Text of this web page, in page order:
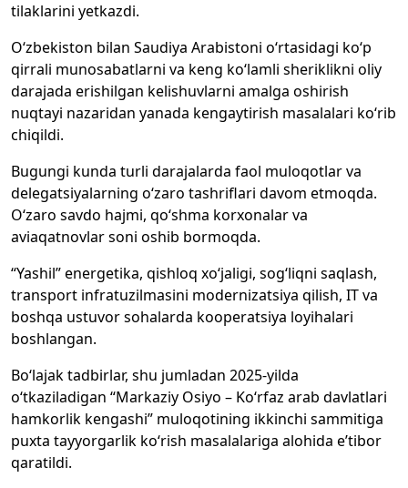
tilaklarini yetkazdi.
O‘zbekiston bilan Saudiya Arabistoni o‘rtasidagi ko‘p
qirrali munosabatlarni va keng ko‘lamli sheriklikni oliy
darajada erishilgan kelishuvlarni amalga oshirish
nuqtayi nazaridan yanada kengaytirish masalalari ko‘rib
chiqildi.
Bugungi kunda turli darajalarda faol muloqotlar va
delegatsiyalarning o‘zaro tashriflari davom etmoqda.
O‘zaro savdo hajmi, qo‘shma korxonalar va
aviaqatnovlar soni oshib bormoqda.
“Yashil” energetika, qishloq xo‘jaligi, sog‘liqni saqlash,
transport infratuzilmasini modernizatsiya qilish, IT va
boshqa ustuvor sohalarda kooperatsiya loyihalari
boshlangan.
Bo‘lajak tadbirlar, shu jumladan 2025-yilda
o‘tkaziladigan “Markaziy Osiyo – Ko‘rfaz arab davlatlari
hamkorlik kengashi” muloqotining ikkinchi sammitiga
puxta tayyorgarlik ko‘rish masalalariga alohida e’tibor
qaratildi.